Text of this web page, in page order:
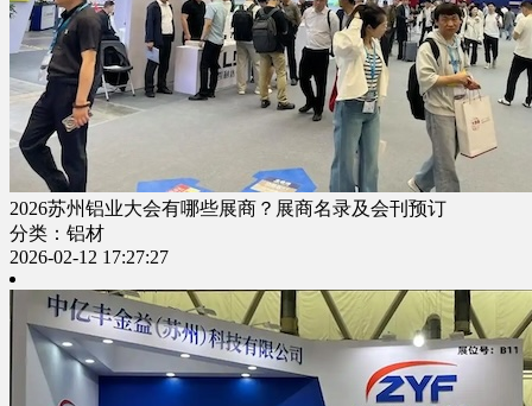
2026苏州铝业大会有哪些展商？展商名录及会刊预订
分类：铝材
2026-02-12 17:27:27